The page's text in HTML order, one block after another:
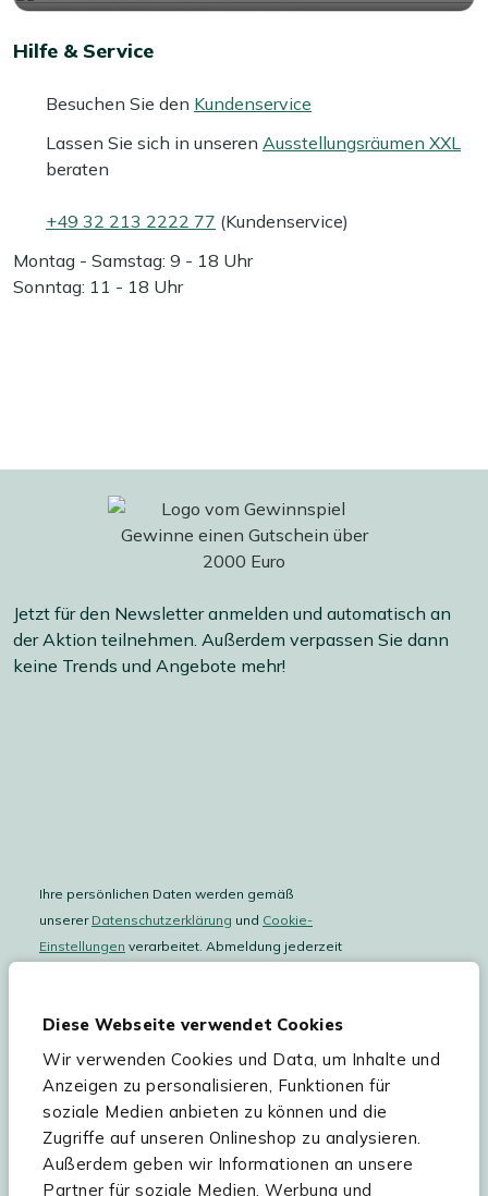
Diese Webseite verwendet Cookies
Wir verwenden Cookies und Data, um Inhalte und
Anzeigen zu personalisieren, Funktionen für
soziale Medien anbieten zu können und die
Zugriffe auf unseren Onlineshop zu analysieren.
Außerdem geben wir Informationen an unsere
Partner für soziale Medien, Werbung und
Hilfe & Service
Besuchen Sie den Kundenservice
Lassen Sie sich in unseren Ausstellungsräumen XXL
beraten
+49 32 213 2222 77 (Kundenservice)
Montag - Samstag: 9 - 18 Uhr
Sonntag: 11 - 18 Uhr
Jetzt für den Newsletter anmelden und automatisch an
der Aktion teilnehmen. Außerdem verpassen Sie dann
keine Trends und Angebote mehr!
Ihre persönlichen Daten werden gemäß
unserer Datenschutzerklärung und Cookie-
Einstellungen verarbeitet. Abmeldung jederzeit
Hilfe & Service
Sortiment
Kees Smit Gartenmöbel